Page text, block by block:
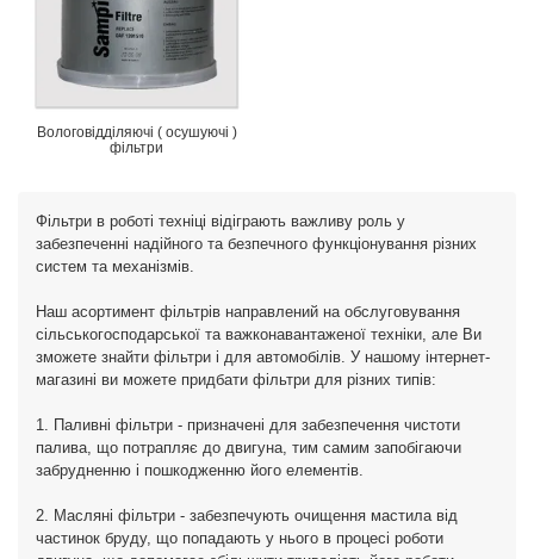
Вологовідділяючі ( осушуючі )
фільтри
Фільтри в роботі техніці відіграють важливу роль у
забезпеченні надійного та безпечного функціонування різних
систем та механізмів.
Наш асортимент фільтрів направлений на обслуговування
сільськогосподарської та важконавантаженої техніки, але Ви
зможете знайти фільтри і для автомобілів. У нашому інтернет-
магазині ви можете придбати фільтри для різних типів:
1. Паливні фільтри - призначені для забезпечення чистоти
палива, що потрапляє до двигуна, тим самим запобігаючи
забрудненню і пошкодженню його елементів.
2. Масляні фільтри - забезпечують очищення мастила від
частинок бруду, що попадають у нього в процесі роботи